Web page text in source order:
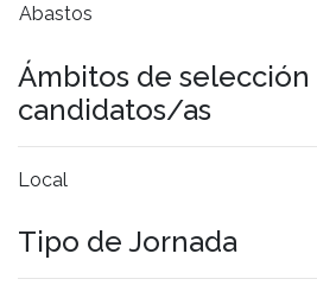
Abastos
Ámbitos de selección
candidatos/as
Local
Tipo de Jornada